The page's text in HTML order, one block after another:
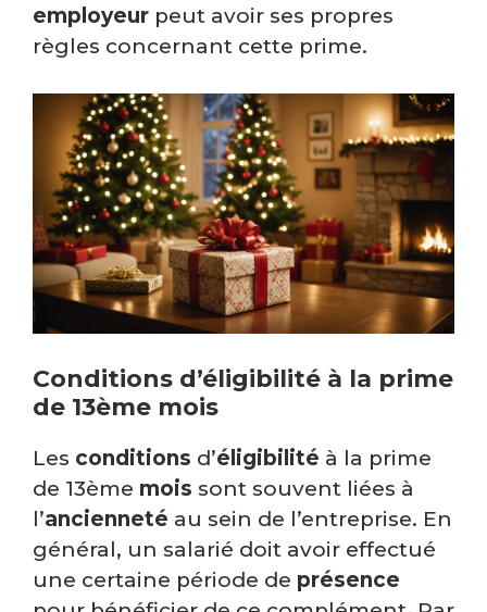
employeur peut avoir ses propres
règles concernant cette prime.
Conditions d’éligibilité à la prime
de 13ème mois
Les conditions d’éligibilité à la prime
de 13ème mois sont souvent liées à
l’ancienneté au sein de l’entreprise. En
général, un salarié doit avoir effectué
une certaine période de présence